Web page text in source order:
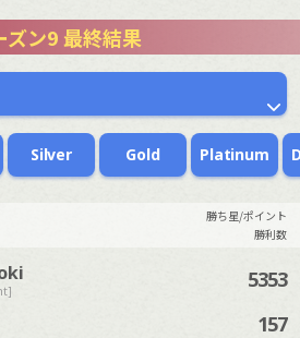
ズン9 最終結果
Silver Gold Platinum
勝ち星/ポイント
勝利数
5353
157